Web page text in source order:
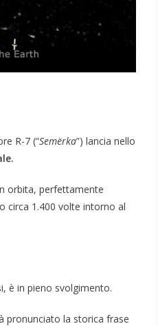
R-7 (“Semërka”) lancia nello
orbita, perfettamente
circa 1.400 volte intorno al
è in pieno svolgimento.
pronunciato la storica frase